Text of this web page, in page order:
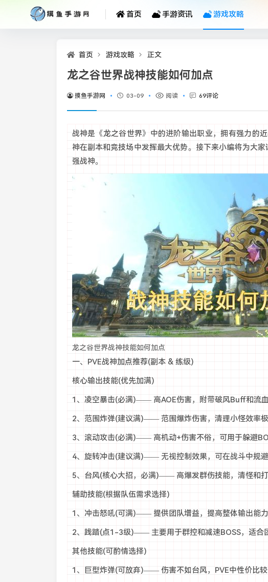
首页 手游资讯 游戏攻略
首页 游戏攻略 正文
龙之谷世界战神技能如何加点
摸鱼手游网 03-09 阅读 69评论
战神是《龙之谷世界》中的进阶输出职业，拥有强力的
神在副本和竞技场中发挥最大优势。接下来小编将为大
强战神。
龙之谷世界战神技能如何加点
一、PVE战神加点推荐(副本 & 练级)
核心输出技能(优先加满)
1、凌空暴击(必满)—— 高AOE伤害，附带破风Buff和流血
2、范围炸弹(建议满)—— 范围爆炸伤害，清理小怪效率极
3、滚动攻击(必满)—— 高机动+伤害不俗，可用于躲避
4、旋转冲击(建议满)—— 无视控制效果，可在战斗中规避
5、台风(核心大招，必满)—— 高爆发群伤技能，清怪和打
辅助技能(根据队伍需求选择)
1、冲击怒吼(可满)—— 提供团队增益，提高整体输出能力
2、践踏(点1-3级)—— 主要用于群控和减速BOSS，适合
其他技能(可酌情选择)
1、巨型炸弹(可放弃)—— 伤害不如台风，PVE中性价比较